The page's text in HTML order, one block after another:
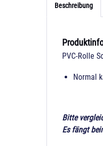
Beschreibung
PVC-Rolle
Normal
Bitte
Es fängt